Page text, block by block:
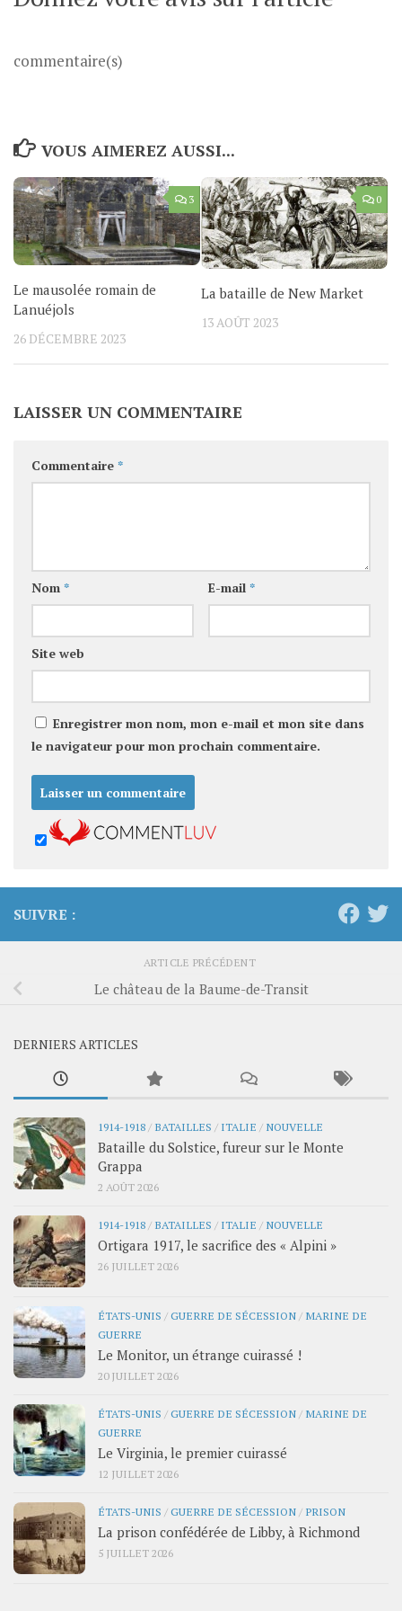
commentaire(s)
VOUS AIMEREZ AUSSI...
3
Le mausolée romain de
Lanuéjols
26 DÉCEMBRE 2023
0
La bataille de New Market
13 AOÛT 2023
LAISSER UN COMMENTAIRE
Commentaire *
Nom * E-mail *
Site web
Enregistrer mon nom, mon e-mail et mon site dans
le navigateur pour mon prochain commentaire.
SUIVRE :
ARTICLE PRÉCÉDENT
Le château de la Baume-de-Transit
DERNIERS ARTICLES
1914-1918 / BATAILLES / ITALIE / NOUVELLE
Bataille du Solstice, fureur sur le Monte
Grappa
2 AOÛT 2026
1914-1918 / BATAILLES / ITALIE / NOUVELLE
Ortigara 1917, le sacrifice des « Alpini »
26 JUILLET 2026
ÉTATS-UNIS /GUERRE DE SÉCESSION / MARINE DE
GUERRE
Le Monitor, un étrange cuirassé !
20 JUILLET 2026
ÉTATS-UNIS /GUERRE DE SÉCESSION / MARINE DE
GUERRE
Le Virginia, le premier cuirassé
12 JUILLET 2026
ÉTATS-UNIS /GUERRE DE SÉCESSION / PRISON
La prison confédérée de Libby, à Richmond
5 JUILLET 2026